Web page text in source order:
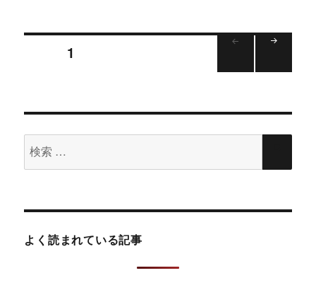
ナ
ビ
ページ1
索
よく読まれている記事